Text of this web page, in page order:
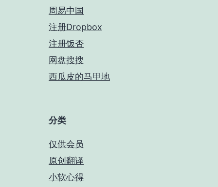
周易中国
注册Dropbox
注册饭否
网盘搜搜
西瓜皮的马甲地
分类
仅供会员
原创翻译
小软心得